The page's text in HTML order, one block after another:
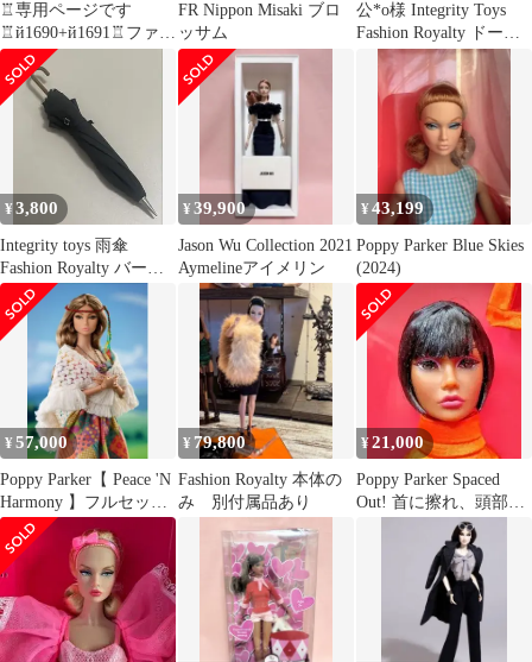
♖専用ページです
♖й1690+й1691♖ファシ
ョンロイヤリティ♖
FR Nippon Misaki ブロ
ッサム
公*o様 Integrity Toys
Fashion Royalty ドール
¥3,800
Integrity toys 雨傘
Fashion Royalty バービ
ー
¥39,900
Jason Wu Collection 2021
Aymelineアイメリン
¥43,199
Poppy Parker Blue Skies
(2024)
¥57,000
Poppy Parker【 Peace 'N
Harmony 】フルセット
新品
¥ 79,800
Fashion Royalty 本体の
み 別付属品あり
¥21,000
Poppy Parker Spaced
Out! 首に擦れ、頭部付